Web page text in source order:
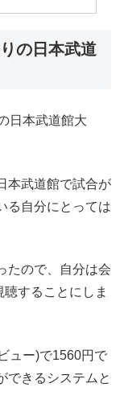
の日本武道
日本武道館大
本武道館で試合が
る自分にとっては
たので、自分は会
することにしま
ュー)で1560円で
できるシステムと